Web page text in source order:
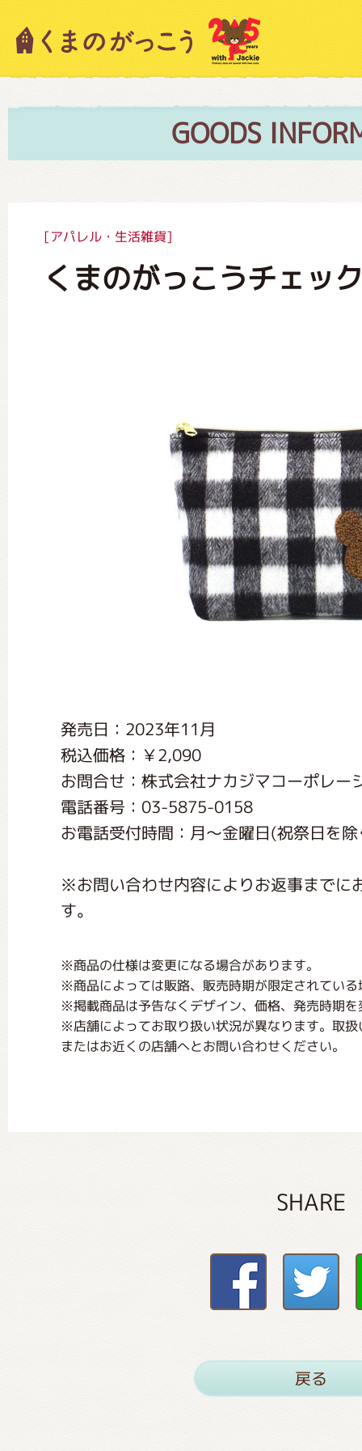
GOODS
[アパレル・生活雑貨]
くまのがっこうチェッ
発売日：2023年11月
税込価格：￥2,090
お問合せ：株式会社ナカジマコーポレー
電話番号：03-5875-0158
お電話受付時間：月〜金曜日(祝祭日を
※お問い合わせ内容によりお返事までに
す。
※商品の仕様は変更になる場合があります。
※商品によっては販路、販売時期が限定されてい
※掲載商品は予告なくデザイン、価格、発売時期
※店舗によってお取り扱い状況が異なります。取
またはお近くの店舗へとお問い合わせください。
SHARE
戻る
キャラクター紹介
絵本・作家紹介
グッズインフォメーション
ミュージカル・コンサート
おたのしみコンテンツ(クイズ・
くまのがっこう しょくいんしつ
くまのがっこう 家庭科部